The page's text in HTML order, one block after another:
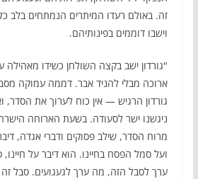
זה. באולם רעדו המיתרים הנמתחים בלב
וישבו דוממים בפינותיהם.
"גורדון ישב בקצה השולחן כשידו מאהילה
ארוכה מבלי להניד אבר. דממה עמוקה
גורדון הרגיש — אין כוח לערוך את הסדר,
ניגשנו ישר לסעודה. בשעת הארוחה
מרוח הסדר, שילב פסוקים ודברי אגדה,
ועל סמל הפסח בחיינו. הוא דיבר על חיינו,
ערך לסבל הזה, מה ערך לגעגועים. סבל זה